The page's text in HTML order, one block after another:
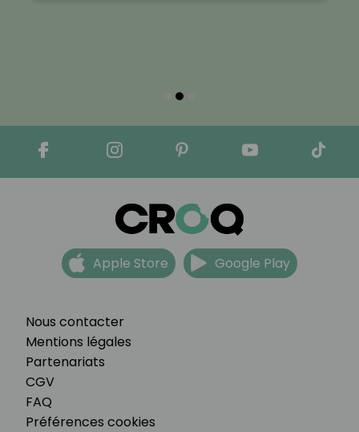
Nous contacter
Mentions légales
Partenariats
CGV
FAQ
Préférences cookies
Apple Store Google Play